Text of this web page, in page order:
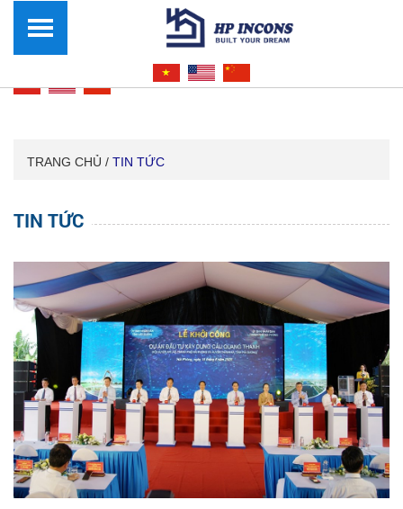
TRANG CHỦ / TIN TỨC
TIN TỨC